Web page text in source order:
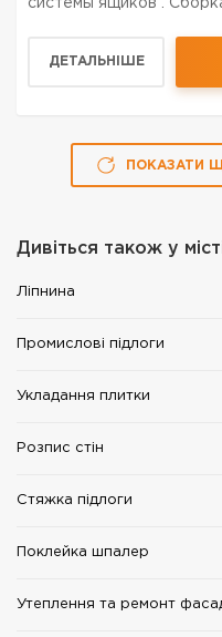
системы ящиков .
ДЕТАЛЬНІШЕ
ПОКАЗАТИ
Дивіться також у
Ліпнина
Промислові підлоги
Укладання плитки
Розпис стін
Стяжка підлоги
Поклейка шпалер
Утеплення та ремонт